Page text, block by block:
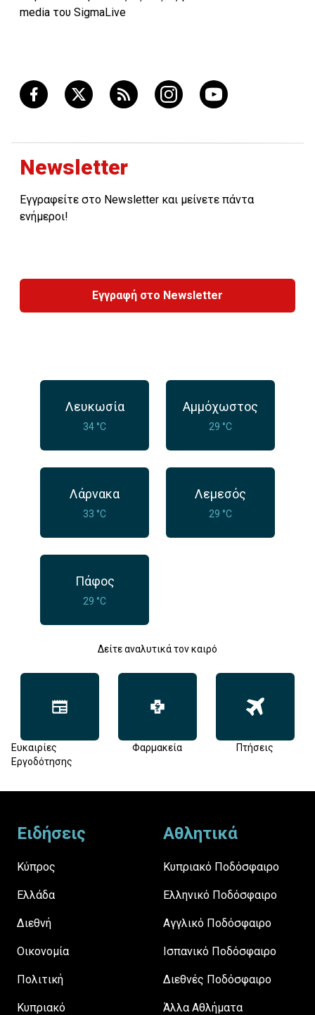
μεταξύ 2004 και 2013 ήταν οι ΗΠΑ και ο Καναδάς
(3,2%). Η χώρα με το χαμηλότερο ποσοστό ήταν η
media του SigmaLive
Newsletter
Εγγραφείτε στο Newsletter και μείνετε πάντα
ενήμεροι!
Εγγραφή στο Newsletter
Λευκωσία
34 °C
Αμμόχωστος
29 °C
Λάρνακα
33 °C
Λεμεσός
29 °C
Πάφος
29 °C
Δείτε αναλυτικά τον καιρό
Ευκαιρίες
Εργοδότησης
Φαρμακεία Πτήσεις
Ειδήσεις
Κύπρος
Ελλάδα
Διεθνή
Οικονομία
Πολιτική
Κυπριακό
Αθλητικά
Κυπριακό Ποδόσφαιρο
Ελληνικό Ποδόσφαιρο
Αγγλικό Ποδόσφαιρο
Ισπανικό Ποδόσφαιρο
Διεθνές Ποδόσφαιρο
Άλλα Αθλήματα